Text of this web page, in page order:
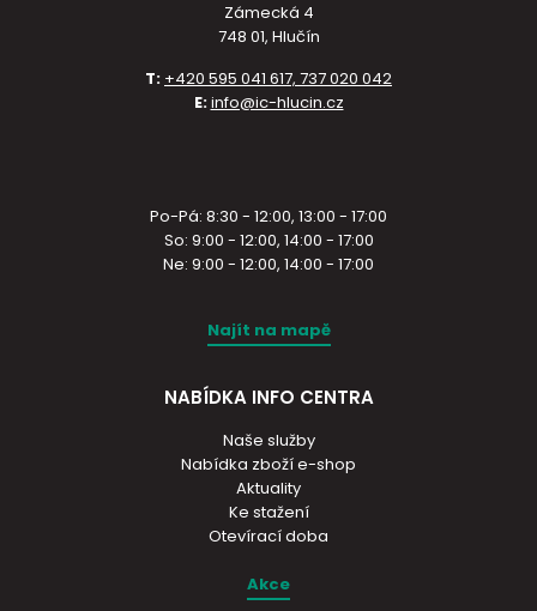
Zámecká 4
748 01, Hlučín
T: +420 595 041 617, 737 020 042
E:info@ic-hlucin.cz
Po-Pá: 8:30 - 12:00, 13:00 - 17:00
So: 9:00 - 12:00, 14:00 - 17:00
Ne: 9:00 - 12:00, 14:00 - 17:00
Najít na mapě
NABÍDKA INFO CENTRA
Naše služby
Nabídka zboží e-shop
Aktuality
Ke stažení
Otevírací doba
Akce